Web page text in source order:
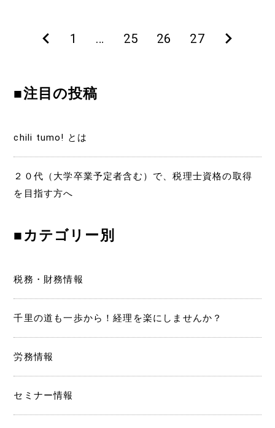
ペ
ー
送
り
前
ー
1 … 25 26 27
次
■注目の投稿
chili tumo! とは
２０代（大学卒業予定者含む）で、税理士資格の取得
を目指す方へ
■カテゴリー別
税務・財務情報
千里の道も一歩から！経理を楽にしませんか？
労務情報
セミナー情報